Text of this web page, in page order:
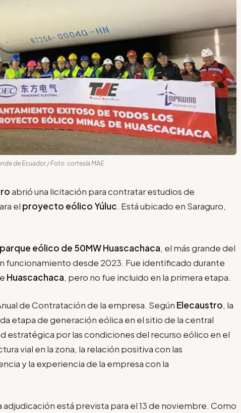
de Ecuador / Foto: cortesía MAE
abrió una licitación para contratar estudios de
el proyecto eólico Yúluc. Está ubicado en Saraguro,
parque eólico de 50MW Huascachaca, el más grande del
funcionamiento desde 2023. Fue identificado durante
Huascachaca, pero no fue incluido en la primera etapa.
de Contratación de la empresa. Según Elecaustro, la
etapa de generación eólica en el sitio de la central
estratégica por las condiciones del recurso eólico en el
vial en la zona, la relación positiva con las
y la experiencia de la empresa con la
adjudicación está prevista para el 13 de noviembre. Como